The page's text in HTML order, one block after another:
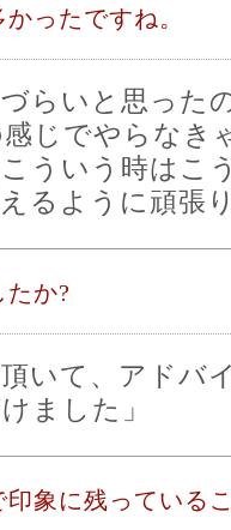
ったですね。
づらいと思った
じでやらなき
ういう時はこ
るように頑張
か?
いて、アドバ
ました」
象に残っている